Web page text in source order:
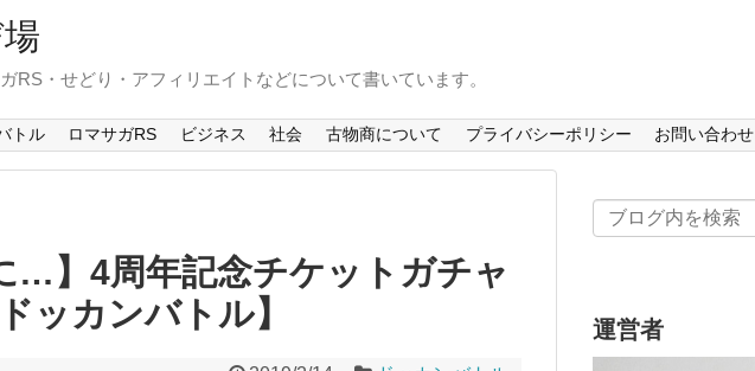
RS・せどり・アフィリエイトなどについて書いています。
トル ロマサガRS ビジネス 社会 古物商について プライバシーポリシー お問い合わせ
…】4周年記念チケットガチャ
ッカンバトル】
運営者